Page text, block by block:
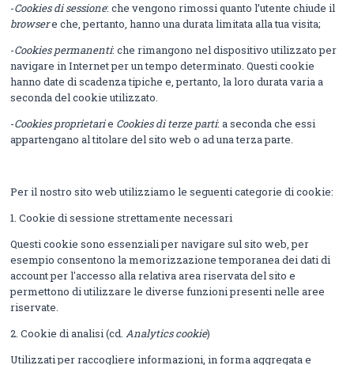
-Cookies di sessione: che vengono rimossi quanto l’utente chiude il
browsere che, pertanto, hanno una durata limitata alla tua visita;
-Cookies permanenti: che rimangono nel dispositivo utilizzato per
navigare in Internet per un tempo determinato. Questi cookie
hanno date di scadenza tipiche e, pertanto, la loro durata varia a
seconda del cookie utilizzato.
-Cookies proprietarie Cookies di terze parti: a seconda che essi
appartengano al titolare del sito web o ad una terza parte.
Per il nostro sito web utilizziamo le seguenti categorie di cookie:
1. Cookie di sessione strettamente necessari
Questi cookie sono essenziali per navigare sul sito web, per
esempio consentono la memorizzazione temporanea dei dati di
account per l'accesso alla relativa area riservata del sito e
permettono di utilizzare le diverse funzioni presenti nelle aree
riservate.
2. Cookie di analisi (cd.Analytics cookie)
Utilizzati per raccogliere informazioni, in forma aggregata e